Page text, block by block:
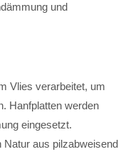
und
Vlies verarbeitet, um
Hanfplatten werden
eingesetzt.
aus pilzabweisend